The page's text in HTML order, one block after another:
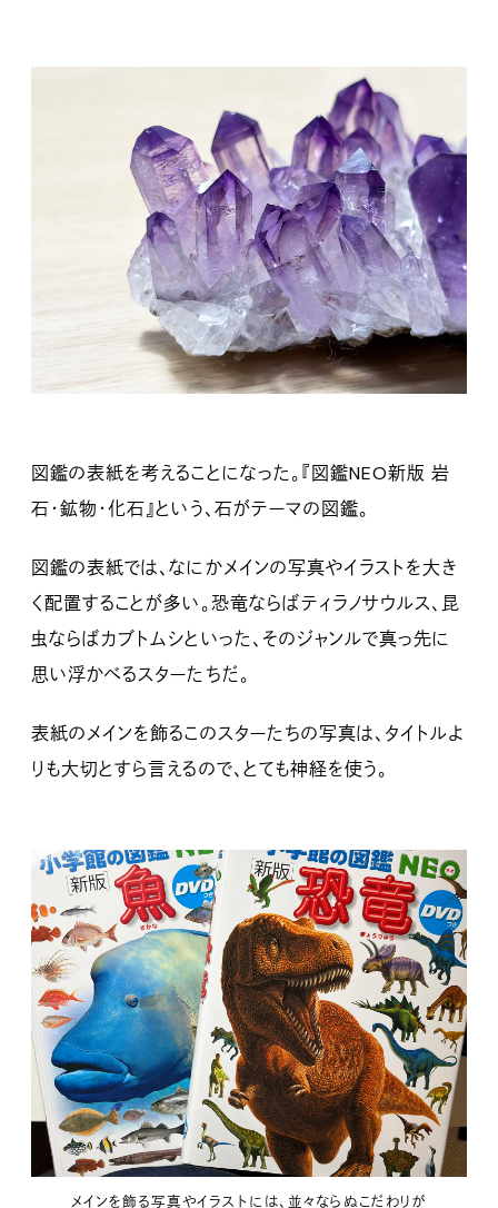
図鑑の表紙を考えることになった。『図鑑NEO新版 岩
石・鉱物・化石』という、石がテーマの図鑑。
図鑑の表紙では、なにかメインの写真やイラストを大き
く配置することが多い。恐竜ならばティラノサウルス、昆
虫ならばカブトムシといった、そのジャンルで真っ先に
思い浮かべるスターたちだ。
表紙のメインを飾るこのスターたちの写真は、タイトルよ
りも大切とすら言えるので、とても神経を使う。
メインを飾る写真やイラストには、並々ならぬこだわりが